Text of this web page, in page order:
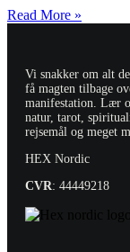
Read More »
Vi snakker om alt
få magten tilbage
manifestation. Lær
natur, tarot,
rejsemål og meget
HEX Nordic
CVR: 44449218